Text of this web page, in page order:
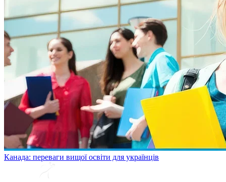
Канада: переваги вищої освіти для українців